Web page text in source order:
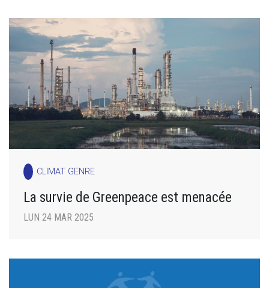
CLIMAT GENRE
La survie de Greenpeace est menacée
LUN 24 MAR 2025